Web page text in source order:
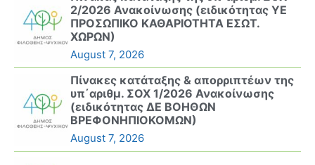
2/2026 Ανακοίνωσης (ειδικότητας ΥΕ
ΠΡΟΣΩΠΙΚΟ ΚΑΘΑΡΙΟΤΗΤΑ ΕΣΩΤ.
ΧΩΡΩΝ)
August 7, 2026
Πίνακες κατάταξης & απορριπτέων της
υπ΄αριθμ. ΣΟΧ 1/2026 Ανακοίνωσης
(ειδικότητας ΔΕ ΒΟΗΘΩΝ
ΒΡΕΦΟΝΗΠΙΟΚΟΜΩΝ)
August 7, 2026